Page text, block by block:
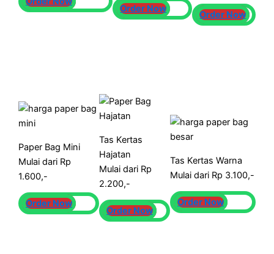
Order Now
Order Now
Paper Bag Mini
Mulai dari Rp
1.600,-
Order Now
Tas Kertas
Hajatan
Mulai dari Rp
2.200,-
Order Now
Tas Kertas Warna
Mulai dari Rp 3.100,-
Order Now